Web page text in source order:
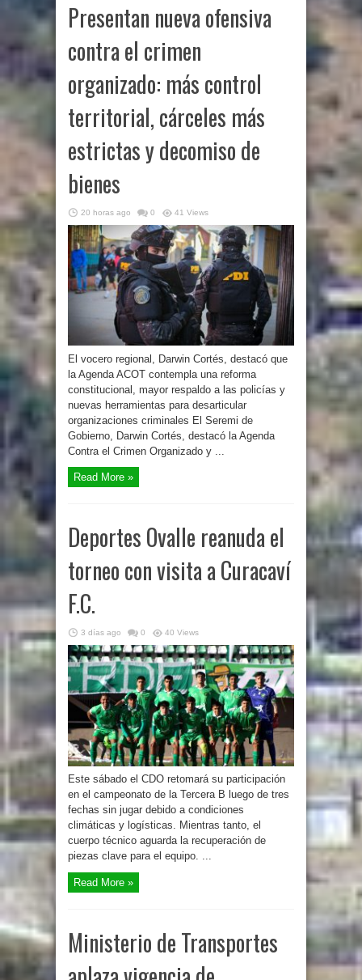
Presentan nueva ofensiva
contra el crimen
organizado: más control
territorial, cárceles más
estrictas y decomiso de
bienes
20 horas ago 0 41 Views
El vocero regional, Darwin Cortés, destacó que
la Agenda ACOT contempla una reforma
constitucional, mayor respaldo a las policías y
nuevas herramientas para desarticular
organizaciones criminales El Seremi de
Gobierno, Darwin Cortés, destacó la Agenda
Contra el Crimen Organizado y ...
Read More »
Deportes Ovalle reanuda el
torneo con visita a Curacaví
F.C.
3 días ago 0 40 Views
Este sábado el CDO retomará su participación
en el campeonato de la Tercera B luego de tres
fechas sin jugar debido a condiciones
climáticas y logísticas. Mientras tanto, el
cuerpo técnico aguarda la recuperación de
piezas clave para el equipo. ...
Read More »
Ministerio de Transportes